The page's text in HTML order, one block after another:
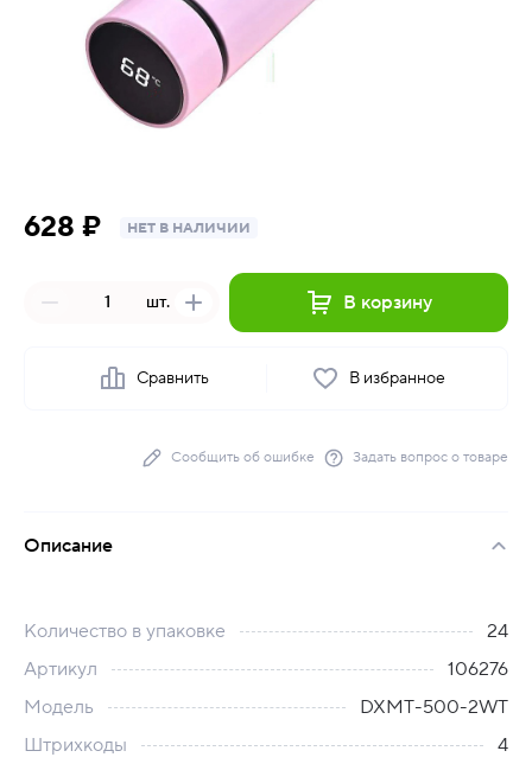
628 ₽ НЕТ В НАЛИЧИИ
шт. В корзину
Сравнить В избранное
Сообщить об ошибке Задать вопрос о товаре
Описание
Количество в упаковке
24
Артикул
106276
Модель
DXMT-500-2WT
Штрихкоды
4